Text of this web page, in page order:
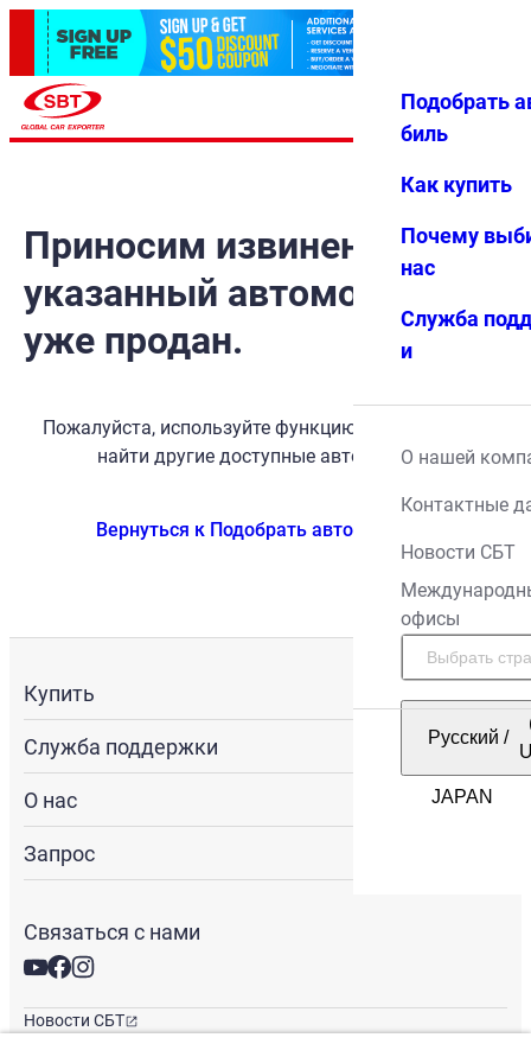
Избранн
Меню
Подобрать
биль
Как купить
Почему
нас
Служба
и
О нашей
Контактные
Новости СБТ
офисы
Русский /
Приносим извинения, но
указанный автомобиль
уже продан.
Пожалуйста, используйте функцию поиска, чтобы
найти другие доступные автомобили.
Вернуться к Подобрать автомобиль
Купить
Служба поддержки
О нас
Запрос
Связаться с нами
Новости СБТ